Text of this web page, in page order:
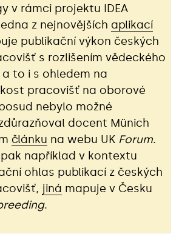
v rámci projektu IDEA
z nejnovějších aplikací
publikační výkon českých
s rozlišením vědeckého
to i s ohledem na
pracovišť na oborové
nebylo možné
docent Münich
článku na webu UK Forum.
pak například v kontextu
ohlas publikací z českých
jiná mapuje v Česku
.